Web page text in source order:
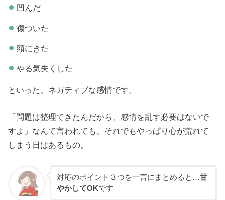
凹んだ
傷ついた
頭にきた
やる気失くした
といった、ネガティブな感情です。
「問題は整理できたんだから、感情を乱す必要はないで
すよ」なんて言われても、それでもやっぱり心が荒れて
しまう日はあるもの。
対応のポイント３つを一言にまとめると…甘
やかしてOKです